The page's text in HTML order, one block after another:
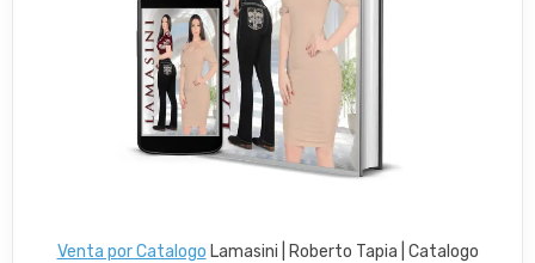
Venta por Catalogo Lamasini | Roberto Tapia | Catalogo